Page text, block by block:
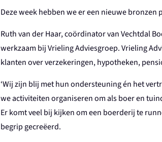
Deze week hebben we er een nieuwe
Ruth van der Haar, coördinator van Vechtdal
werkzaam bij Vrieling Adviesgroep. Vrieling
klanten over verzekeringen, hypotheken,
‘Wij zijn blij met hun ondersteuning én het
we activiteiten organiseren om als boer en
Er komt veel bij kijken om een boerderij te
begrip gecreëerd.